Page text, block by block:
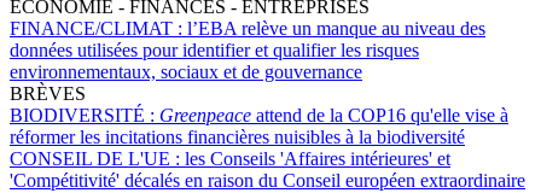
ÉCONOMIE - FINANCES - ENTREPRISES
FINANCE/CLIMAT : l’EBA relève un manque au niveau des
données utilisées pour identifier et qualifier les risques
environnementaux, sociaux et de gouvernance
BRÈVES
BIODIVERSITÉ : Greenpeace attend de la COP16 qu'elle vise à
réformer les incitations financières nuisibles à la biodiversité
CONSEIL DE L'UE : les Conseils 'Affaires intérieures' et
'Compétitivité' décalés en raison du Conseil européen extraordinaire